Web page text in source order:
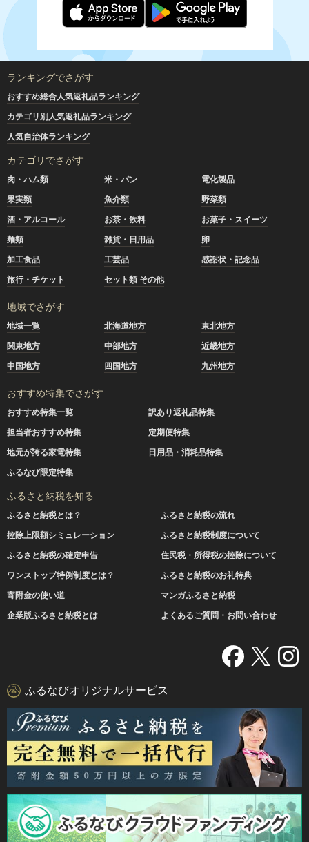
ランキングでさがす
おすすめ総合人気返礼品ランキング
カテゴリ別人気返礼品ランキング
人気自治体ランキング
カテゴリでさがす
肉・ハム類 米・パン
電化製品
果実類
魚介類
野菜類
酒・アルコール
お茶・飲料
お菓子・スイーツ
麺類
雑貨・日用品
卵
加工食品
工芸品
感謝状・記念品
旅行・チケット
セット類 その他
地域でさがす
地域一覧 北海道地方
東北地方
関東地方
中部地方
近畿地方
中国地方
四国地方 九州地方
おすすめ特集でさがす
おすすめ特集一覧
訳あり返礼品特集
担当者おすすめ特集
定期便特集
地元が誇る家電特集
日用品・消耗品特集
ふるなび限定特集
ふるさと納税を知る
ふるさと納税とは？
ふるさと納税の流れ
控除上限額シミュレーション
ふるさと納税制度について
ふるさと納税の確定申告
住民税・所得税の控除について
ワンストップ特例制度とは？
ふるさと納税のお礼特典
寄附金の使い道
マンガふるさと納税
企業版ふるさと納税とは
よくあるご質問・お問い合わせ
ふるなびオリジナルサービス